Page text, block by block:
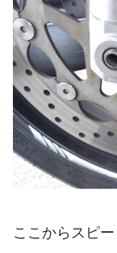
ここからスピ